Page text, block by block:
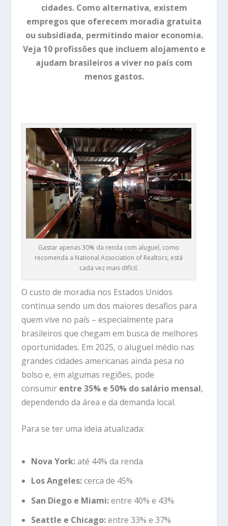
cidades. Como alternativa, existem
empregos que oferecem moradia gratuita
ou subsidiada, permitindo maior economia.
Veja 10 profissões que incluem alojamento e
ajudam brasileiros a viver no país com
menos gastos.
Gastar apenas 30% da renda com aluguel, como
recomenda a National Association of Realtors, está
cada vez mais difícil.
O custo de moradia nos Estados Unidos
continua sendo um dos maiores desafios para
quem vive no país – especialmente para
brasileiros que chegam em busca de melhores
oportunidades. Em 2025, o aluguel médio nas
grandes cidades americanas ainda pesa no
bolso e, em algumas regiões, pode
consumir entre 35% e 50% do salário mensal,
dependendo da área e da demanda local.
Para se ter uma ideia atualizada:
Nova York:até 44% da renda
Los Angeles:cerca de 45%
San Diego e Miami:entre 40% e 43%
Seattle e Chicago:entre 33% e 37%